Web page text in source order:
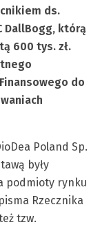
ds.
DallBogg, którą
600 tys. zł.
do
Poland Sp.
były
podmioty rynku
Rzecznika
tzw.